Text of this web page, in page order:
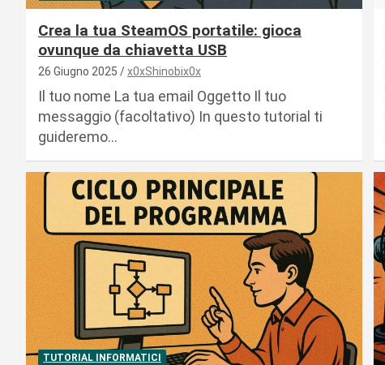
Crea la tua SteamOS portatile: gioca
ovunque da chiavetta USB
26 Giugno 2025 x0xShinobix0x
Il tuo nome La tua email Oggetto Il tuo
messaggio (facoltativo) In questo tutorial ti
guideremo…
TUTORIAL INFORMATICI